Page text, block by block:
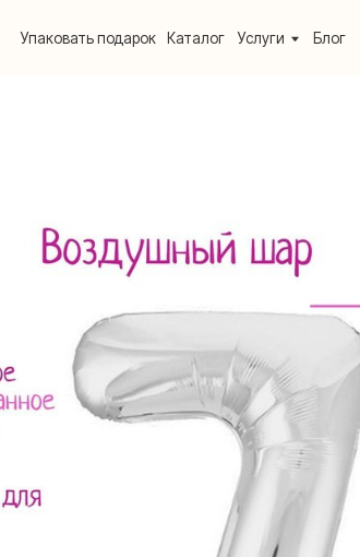
Упаковать подарок Каталог Услуги Блог